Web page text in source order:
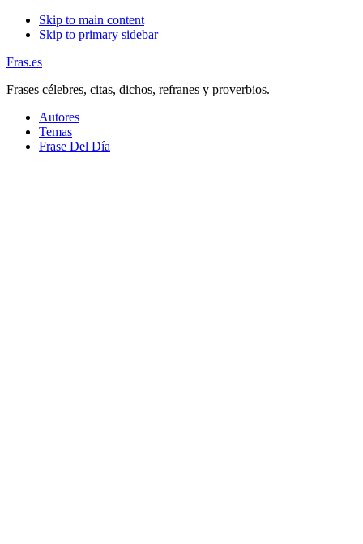
Skip to main content
Skip to primary sidebar
Fras.es
Frases célebres, citas, dichos, refranes y proverbios.
Autores
Temas
Frase Del Día